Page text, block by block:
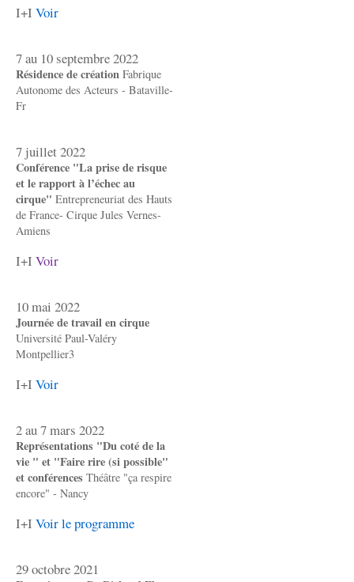
I+I Voir
7 au 10 septembre 2022
Résidence de création Fabrique
Autonome des Acteurs - Bataville-
Fr
7 juillet 2022
Conférence "La prise de risque
et le rapport à l’échec au
cirque" Entrepreneuriat des Hauts
de France- Cirque Jules Vernes-
Amiens
I+I Voir
10 mai 2022
Journée de travail en cirque
Université Paul-Valéry
Montpellier3
I+I Voir
2 au 7 mars 2022
Représentations "Du coté de la
vie " et "Faire rire (si possible"
et conférences Théâtre "ça respire
encore" - Nancy
I+I Voir le programme
29 octobre 2021